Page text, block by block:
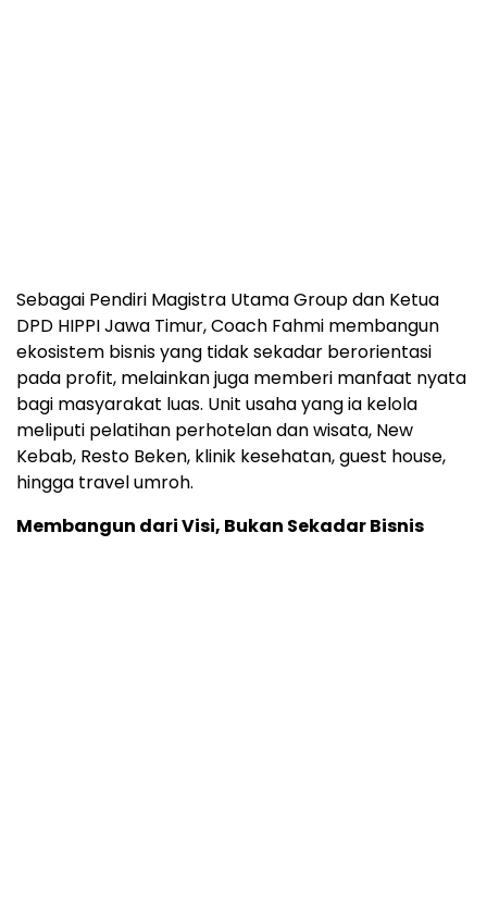
Sebagai Pendiri Magistra Utama Group dan Ketua
DPD HIPPI Jawa Timur, Coach Fahmi membangun
ekosistem bisnis yang tidak sekadar berorientasi
pada profit, melainkan juga memberi manfaat nyata
bagi masyarakat luas. Unit usaha yang ia kelola
meliputi pelatihan perhotelan dan wisata, New
Kebab, Resto Beken, klinik kesehatan, guest house,
hingga travel umroh.
Membangun dari Visi, Bukan Sekadar Bisnis